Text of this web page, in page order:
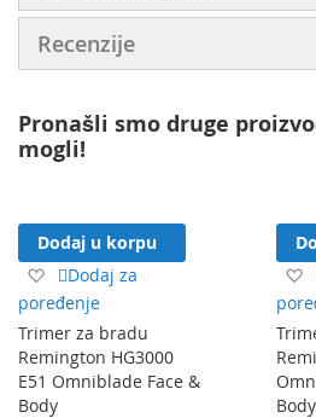
Recenzije
Pronašli smo druge
mogli!
Dodaj u korpu
Dodaj
na
listu
želja
Dodaj za
poređenje
Trimer za bradu
Remington HG3000
E51 Omniblade Face &
Body
Body